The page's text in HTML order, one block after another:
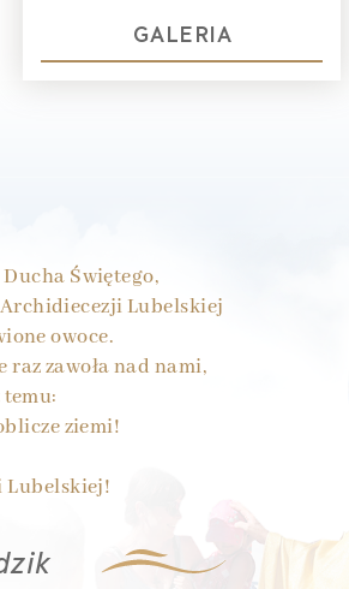
GALERIA
Świętego,
Lubelskiej
owoce.
raz zawoła nad nami,
ziemi!
Lubelskiej!